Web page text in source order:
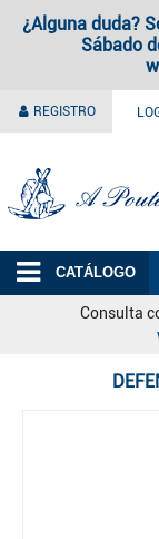
¿Alguna duda?
Sábado
REGISTRO
CATÁLOGO
Consulta